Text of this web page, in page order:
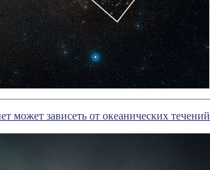
может зависеть от океанических течений